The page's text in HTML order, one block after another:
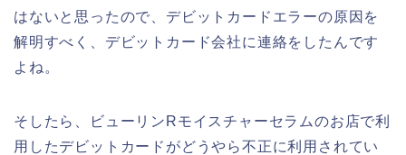
はないと思ったので、デビットカードエラーの原因を
解明すべく、デビットカード会社に連絡をしたんです
よね。
そしたら、ビューリンRモイスチャーセラムのお店で利
用したデビットカードがどうやら不正に利用されてい